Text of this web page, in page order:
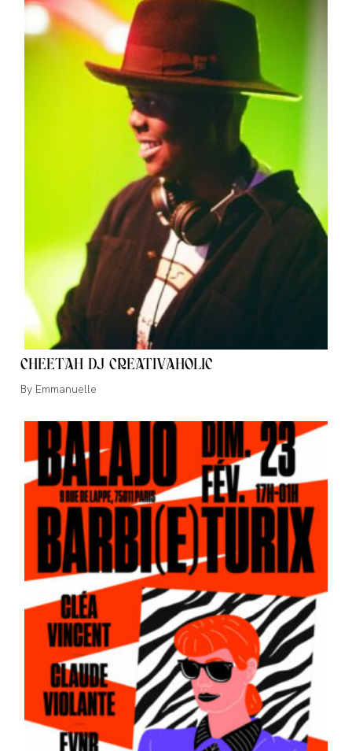
CHEETAH DJ CREATIVAHOLIC
Auteur/autrice
la
publication :
Emmanuelle